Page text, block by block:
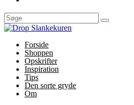
Forside
Shoppen
Opskrifter
Inspiration
Tips
Den sorte gryde
Om